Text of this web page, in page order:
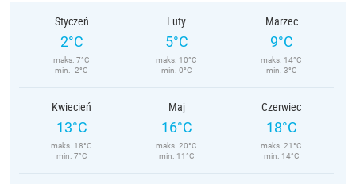
Styczeń
2°C
maks. 7°C
min. -2°C
Luty
5°C
maks. 10°C
min. 0°C
Marzec
9°C
maks. 14°C
min. 3°C
Kwiecień
13°C
maks. 18°C
min. 7°C
Maj
16°C
maks. 20°C
min. 11°C
Czerwiec
18°C
maks. 21°C
min. 14°C